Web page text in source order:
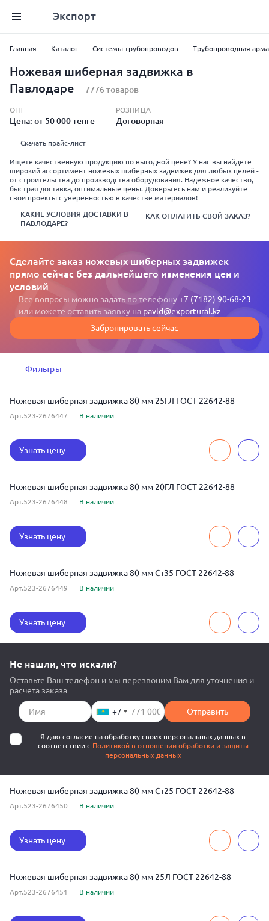
Экспорт
Главная Каталог Системы трубопроводов Трубопроводная
Ножевая шиберная задвижка в
Павлодаре
7776 товаров
ОПТ
Цена: от 50 000 тенге
РОЗНИЦА
Договорная
Скачать прайс-лист
Ищете качественную продукцию по выгодной цене? У нас вы найдете
широкий ассортимент ножевых шиберных задвижек для любых целей -
от строительства до производства оборудования. Надежное качество,
быстрая доставка, оптимальные цены. Доверьтесь нам и реализуйте
свои проекты с уверенностью в качестве материалов!
КАКИЕ УСЛОВИЯ ДОСТАВКИ В
ПАВЛОДАРЕ?
КАК ОПЛАТИТЬ СВОЙ ЗАКАЗ?
Сделайте заказ ножевых шиберных задвижек
прямо сейчас без дальнейшего изменения цен и
условий
Все вопросы можно задать по телефону+7 (7182) 90-68-23
или можете оставить заявку на pavld@exportural.kz
Забронировать сейчас
Фильтры
Ножевая шиберная задвижка 80 мм 25ГЛ ГОСТ 22642-88
Арт.523-2676447 В наличии
Узнать цену
Ножевая шиберная задвижка 80 мм 20ГЛ ГОСТ 22642-88
Арт.523-2676448 В наличии
Узнать цену
Ножевая шиберная задвижка 80 мм Ст35 ГОСТ 22642-88
Арт.523-2676449 В наличии
Узнать цену
Не нашли, что искали?
Оставьте Ваш телефон и мы перезвоним Вам для уточнения и
расчета заказа
+7 Отправить
Я даю согласие на обработку своих персональных данных в
соответствии с Политикой в отношении обработки и защиты
персональных данных
Ножевая шиберная задвижка 80 мм Ст25 ГОСТ 22642-88
Арт.523-2676450 В наличии
Узнать цену
Ножевая шиберная задвижка 80 мм 25Л ГОСТ 22642-88
Арт.523-2676451 В наличии